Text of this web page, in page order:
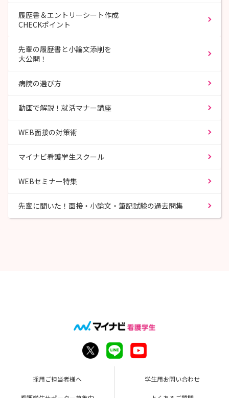
履歴書＆エントリーシート作成
CHECKポイント
先輩の履歴書と小論文添削を
大公開！
病院の選び方
動画で解説！就活マナー講座
WEB面接の対策術
マイナビ看護学生スクール
WEBセミナー特集
先輩に聞いた！面接・小論文・筆記試験の過去問集
採用ご担当者様へ 学生用お問い合わせ